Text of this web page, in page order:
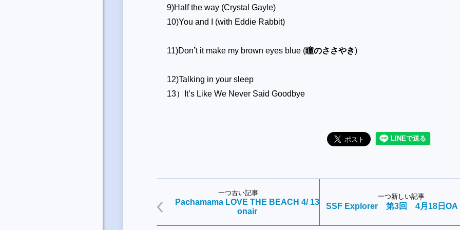
9)Half the way (Crystal Gayle)
10)You and I (with Eddie Rabbit)
11)Don’t it make my brown eyes blue (瞳のささやき)
12)Talking in your sleep
13）It’s Like We Never Said Goodbye
一つ古い記事
Pachamama LOVE THE BEACH 4/ 13
onair
一つ新しい記事
SSF Explorer 第3回 4月18日OA